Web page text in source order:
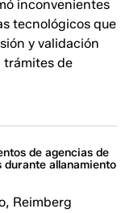
inconvenientes
tecnológicos que
y validación
trámites de
de agencias de
durante allanamiento
Reimberg